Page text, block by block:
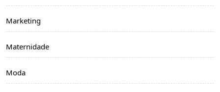
Marketing
Maternidade
Moda